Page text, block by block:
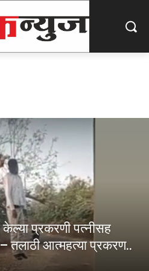
प्रकरणी पत्नीसह
तलाठी आत्महत्या प्रकरण..